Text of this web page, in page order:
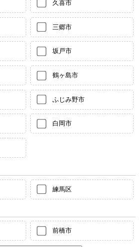
久喜市
三郷市
坂戸市
鶴ヶ島市
ふじみ野市
白岡市
練馬区
前橋市